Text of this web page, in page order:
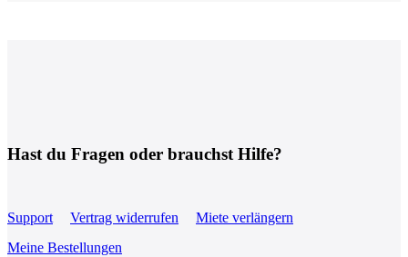
Hast du Fragen oder brauchst Hilfe?
Support Vertrag widerrufen
Miete verlängern
Meine Bestellungen